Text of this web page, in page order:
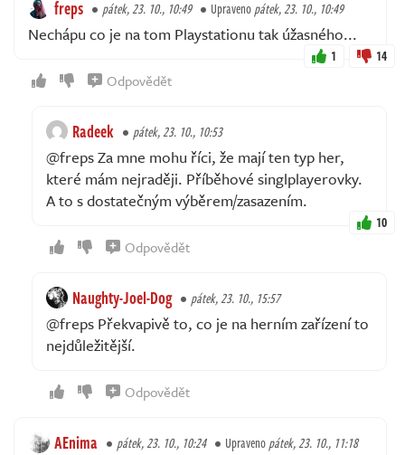
freps pátek, 23. 10., 10:49 Upravenopátek, 23. 10., 10:49
Nechápu co je na tom Playstationu tak úžasného...
1 14
Odpovědět
Radeek pátek, 23. 10., 10:53
@freps Za mne mohu říci, že mají ten typ her,
které mám nejraději. Příběhové singlplayerovky.
A to s dostatečným výběrem/zasazením.
10
Odpovědět
Naughty-Joel-Dog pátek, 23. 10., 15:57
@freps Překvapivě to, co je na herním zařízení to
nejdůležitější.
Odpovědět
AEnima pátek, 23. 10., 10:24 Upravenopátek, 23. 10., 11:18